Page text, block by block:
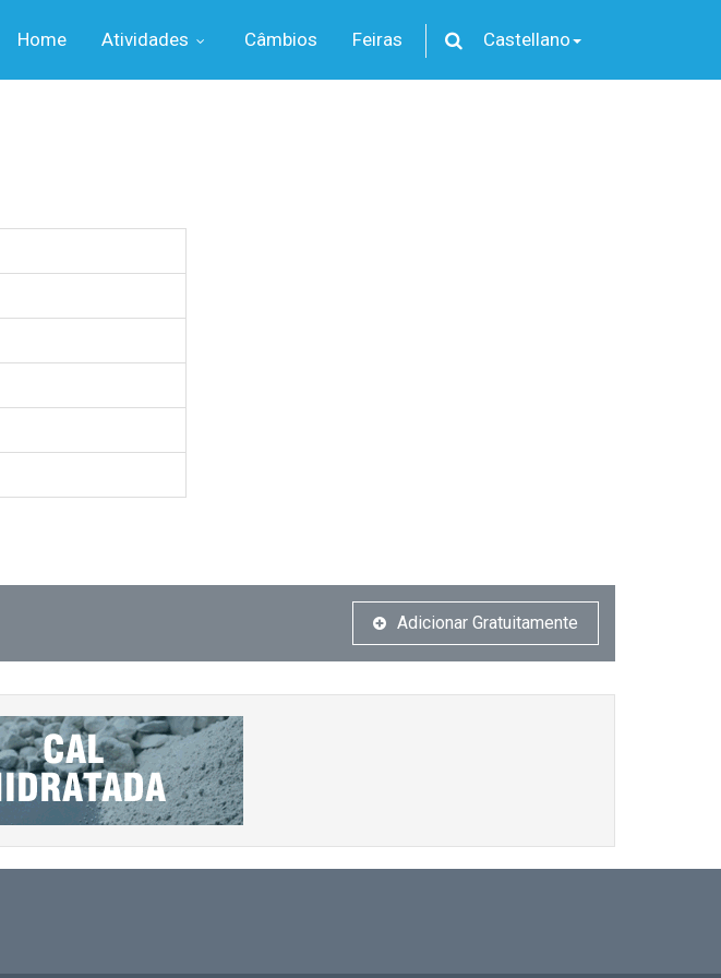
Home Atividades Câmbios Feiras Castellano
Adicionar Gratuitamente